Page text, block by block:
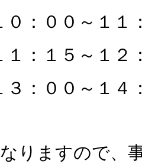
００～１１
１５～１２
００～１４
りますので、